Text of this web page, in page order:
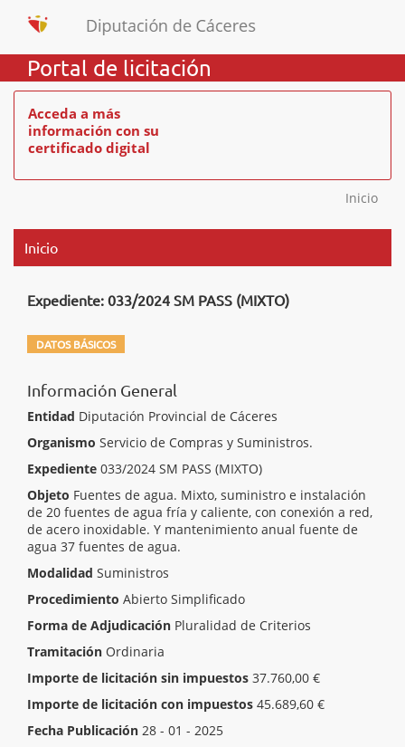
Portal de licitación
Acceda a más
información con su
certificado digital
Inicio
Inicio
Expediente: 033/2024 SM PASS (MIXTO)
DATOS BÁSICOS
Información General
Entidad Diputación Provincial de Cáceres
Organismo Servicio de Compras y Suministros.
Expediente 033/2024 SM PASS (MIXTO)
Objeto Fuentes de agua. Mixto, suministro e instalación
de 20 fuentes de agua fría y caliente, con conexión a red,
de acero inoxidable. Y mantenimiento anual fuente de
agua 37 fuentes de agua.
Modalidad Suministros
Procedimiento Abierto Simplificado
Forma de Adjudicación Pluralidad de Criterios
Tramitación Ordinaria
Importe de licitación sin impuestos 37.760,00 €
Importe de licitación con impuestos 45.689,60 €
Fecha Publicación 28 - 01 - 2025